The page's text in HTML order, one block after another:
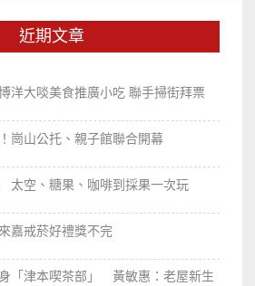
近期文章
洋大啖美食推廣小吃 聯手掃街拜票
崗山公托、親子館聯合開幕
太空、糖果、咖啡到採果一次玩
嘉戒菸好禮獎不完
「津本喫茶部」 黃敏惠：老屋新生